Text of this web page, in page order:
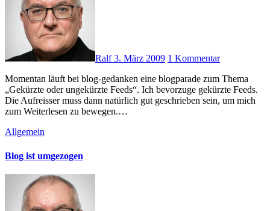
Ralf3. März 2009 1 Kommentar
Momentan läuft bei blog-gedanken eine blogparade zum Thema
„Gekürzte oder ungekürzte Feeds“. Ich bevorzuge gekürzte Feeds.
Die Aufreisser muss dann natürlich gut geschrieben sein, um mich
zum Weiterlesen zu bewegen.…
Allgemein
Blog ist umgezogen